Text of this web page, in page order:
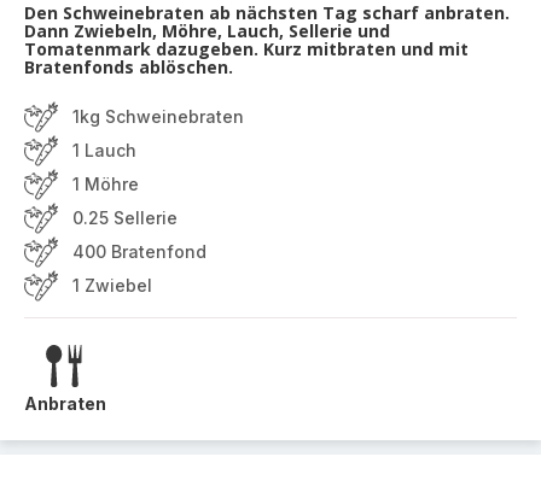
Den Schweinebraten ab nächsten Tag scharf anbraten.
Dann Zwiebeln, Möhre, Lauch, Sellerie und
Tomatenmark dazugeben. Kurz mitbraten und mit
Bratenfonds ablöschen.
1kg Schweinebraten
1 Lauch
1 Möhre
0.25 Sellerie
400 Bratenfond
1 Zwiebel
Anbraten